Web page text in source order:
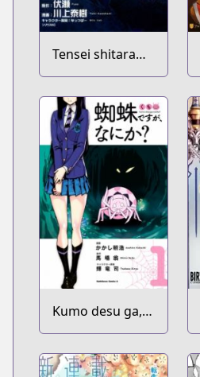
Tensei shitara
Slime Datta Ken
Kumo desu ga,
Nani ka?